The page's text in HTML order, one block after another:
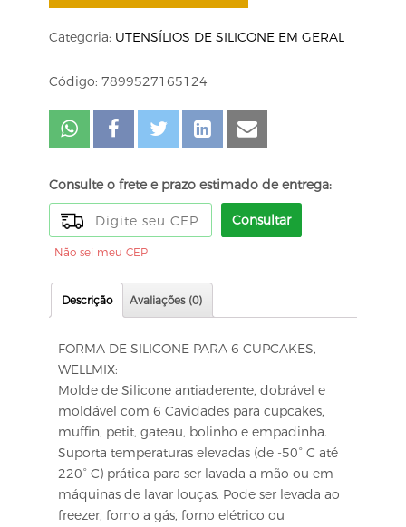
Categoria: UTENSÍLIOS DE SILICONE EM GERAL
Código: 7899527165124
Consulte o frete e prazo estimado de entrega:
Consultar
Não sei meu CEP
Descrição Avaliações (0)
FORMA DE SILICONE PARA 6 CUPCAKES,
WELLMIX:
Molde de Silicone antiaderente, dobrável e
moldável com 6 Cavidades para cupcakes,
muffin, petit, gateau, bolinho e empadinha.
Suporta temperaturas elevadas (de -50° C até
220° C) prática para ser lavada a mão ou em
máquinas de lavar louças. Pode ser levada ao
freezer, forno a gás, forno elétrico ou